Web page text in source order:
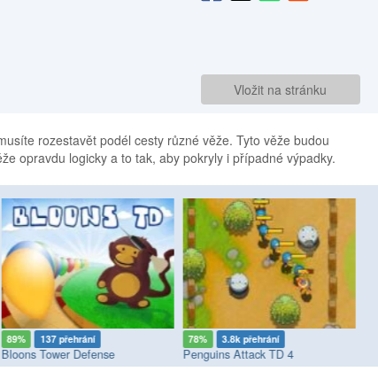
Vložit na stránku
rozestavět podél cesty různé věže. Tyto věže budou
opravdu logicky a to tak, aby pokryly i případné výpadky.
89% 137 přehrání
Bloons Tower Defense
78% 3.8k přehrání
Penguins Attack TD 4